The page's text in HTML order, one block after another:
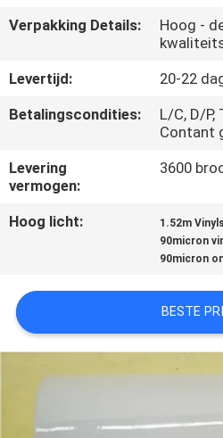
NEEM
CONTACT
ONS
OP
VRAAG
SITEMAP
PRIVACY
Verpakking Details:
Hoog -
Levertijd:
20-22
Betalingscondities:
L/C, D/P,
Contant
Levering
vermogen:
3600
Hoog licht: 1.52m
90micron
90micron
BESTE